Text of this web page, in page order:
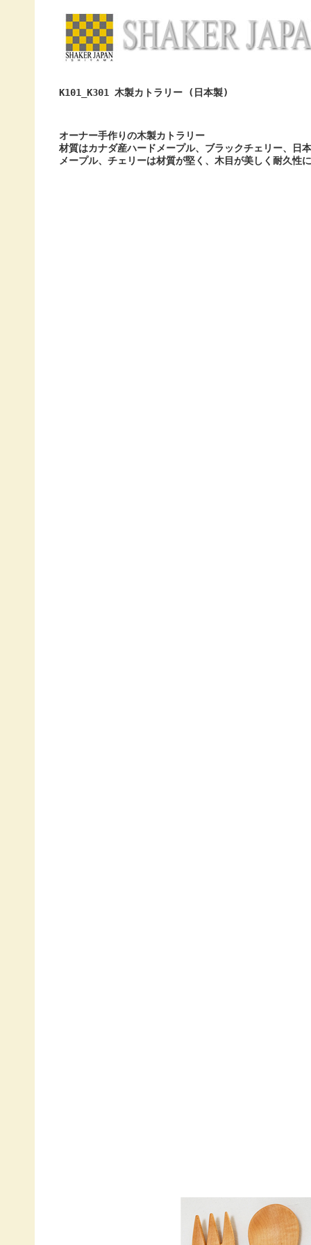
K101_K301 木製カトラリー (日本製)
オーナー手作りの木製カトラリー
材質はカナダ産ハードメープル、ブラックチェリー、日
メープル、チェリーは材質が堅く、木目が美しく耐久